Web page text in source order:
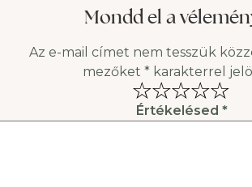
Mondd el a
Az e-mail címet nem tesszük
mezőket * karakterrel
Értékelésed *